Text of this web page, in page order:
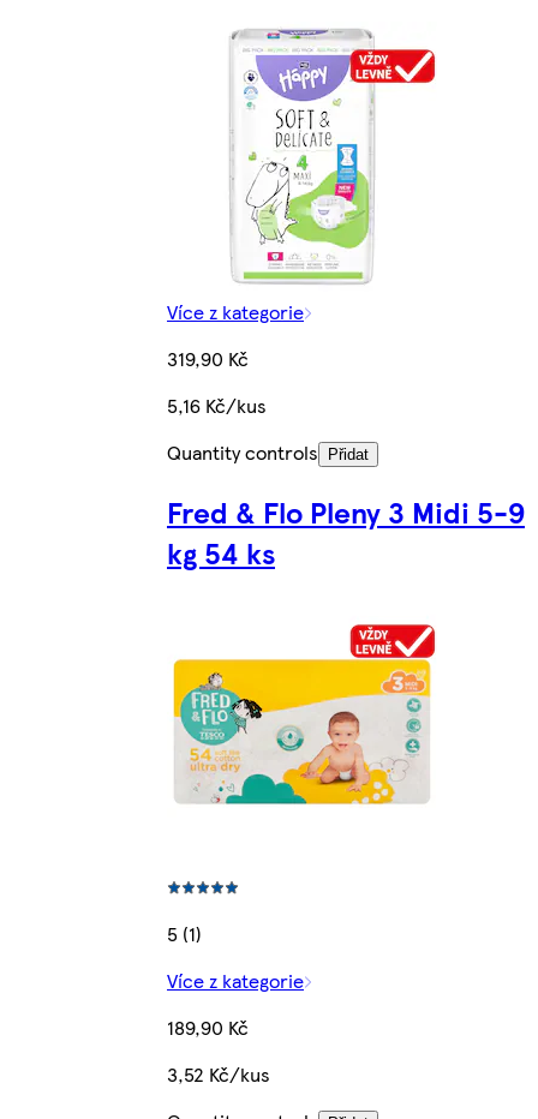
Více z kategorie
319,90 Kč
5,16 Kč/kus
Quantity controls
Přidat
Fred & Flo Pleny 3 Midi 5-9
kg 54 ks
5 (1)
Více z kategorie
189,90 Kč
3,52 Kč/kus